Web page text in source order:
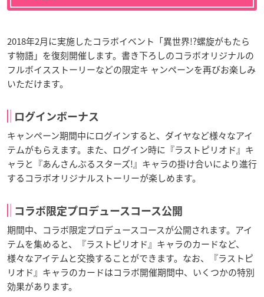
2018年2月に実施したコラボイベント「異世界!?螺旋がもたら
す物語」を復刻開催します。書き下ろしのコラボオリジナルの
フルボイスストーリーなどの限定キ ャンペーンを再びお楽しみ
いただけます。
ログインボーナス
キャンペーン期間中にログインすると、ダイヤなど様々なアイ
テムがもらえます。また、ログイン時に『ラストピリオド』キ
ャラと『あんさんぶるスターズ!』キャラの掛け合いにより進行
するコラボオリジナルストーリーが楽しめます。
コラボ限定プロデュースコース公開
期間中、コラボ限定プロデュースコースが公開されます。アイ
テムを集めると、『ラストピリオド』キャラのカードなど、
様々なアイテムと交換することができます。なお、『ラストピ
リオド』キャラのカードはコラボ開催期間中、いくつかの特別
効果があります。